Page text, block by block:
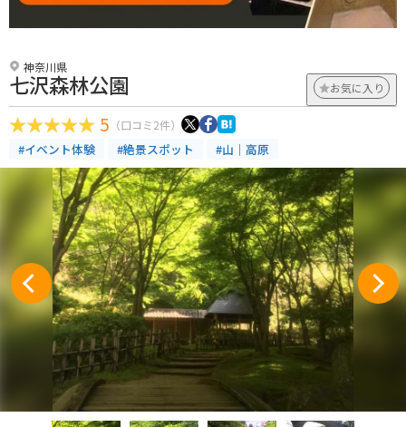
神奈川県
七沢森林公園 お気に入り
5 （口コミ2件）
#イベント体験 #絶景スポット #山｜高原